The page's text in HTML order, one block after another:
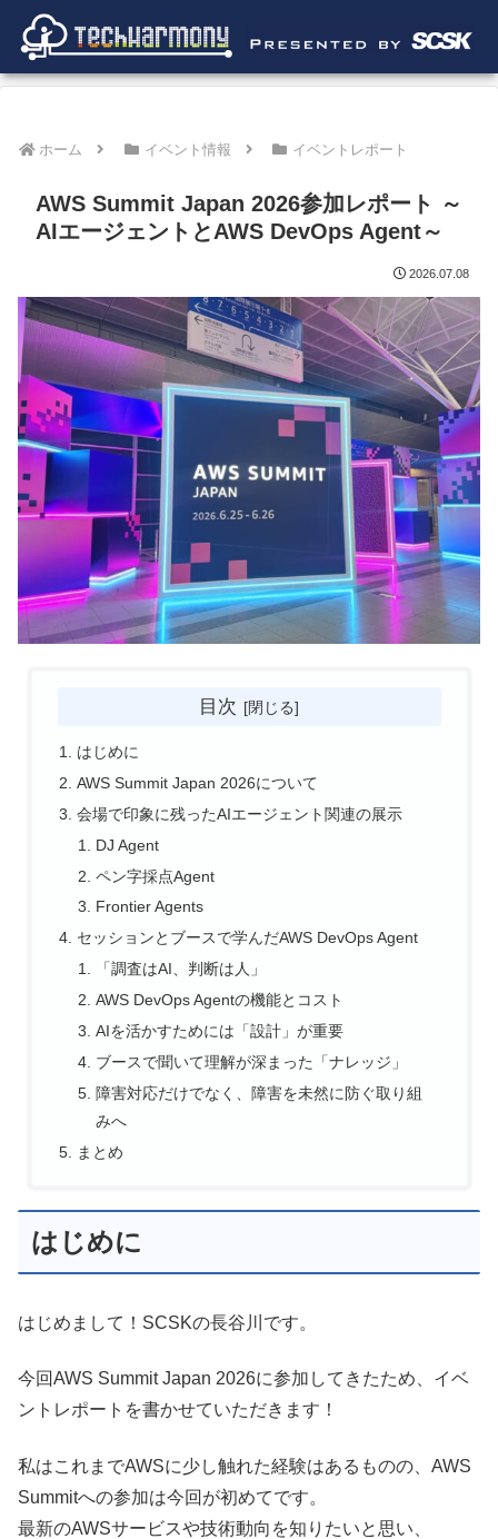
ホーム イベント情報 イベントレポート
AWS Summit Japan 2026参加レポート ～
AIエージェントとAWS DevOps Agent～
2026.07.08
目次
はじめに
AWS Summit Japan 2026について
会場で印象に残ったAIエージェント関連の展示
DJ Agent
ペン字採点Agent
Frontier Agents
セッションとブースで学んだAWS DevOps Agent
「調査はAI、判断は人」
AWS DevOps Agentの機能とコスト
AIを活かすためには「設計」が重要
ブースで聞いて理解が深まった「ナレッジ」
障害対応だけでなく、障害を未然に防ぐ取り組
みへ
まとめ
はじめに
はじめまして！SCSKの長谷川です。
今回AWS Summit Japan 2026に参加してきたため、イベ
ントレポートを書かせていただきます！
私はこれまでAWSに少し触れた経験はあるものの、AWS
Summitへの参加は今回が初めてです。
最新のAWSサービスや技術動向を知りたいと思い、